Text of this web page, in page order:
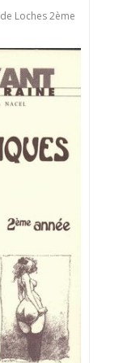
Loches 2ème